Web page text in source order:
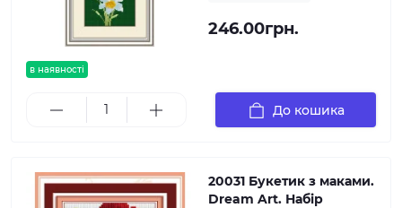
в наявності
246.00грн.
До кошика
20031 Букетик з маками.
Dream Art. Набір